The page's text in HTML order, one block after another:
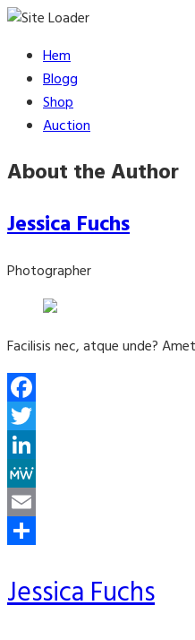
Skip
content
Hem
Blogg
Shop
Auction
About the Author
Jessica Fuchs
Photographer
Facilisis nec, atque unde?
Facebook
Twitter
LinkedIn
MeWe
Email
Jessica Fuchs